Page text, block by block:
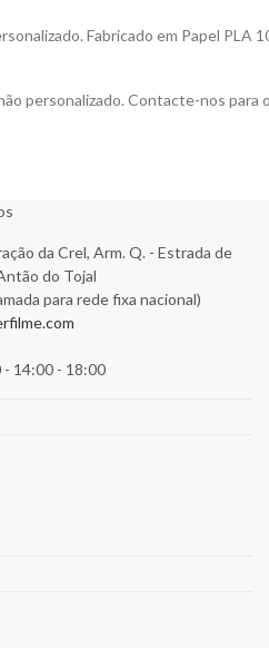
Fabricado em Papel PLA
personalizado. Contacte-nos
da Crel, Arm. Q. - Estrada de
do Tojal
para rede fixa nacional)
- 14:00 - 18:00